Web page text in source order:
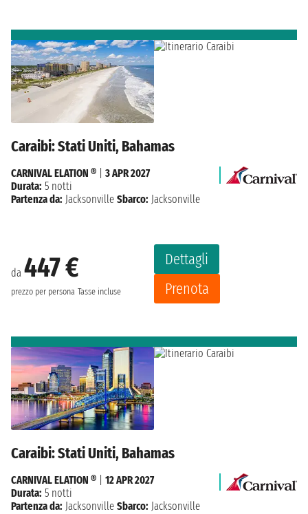
Caraibi: Stati Uniti, Bahamas
da 447 €
prezzo per persona Tasse incluse
Dettagli
Prenota
CARNIVAL ELATION ®
3 APR 2027
Durata: 5 notti
Partenza da: Jacksonville Sbarco: Jacksonville
Caraibi: Stati Uniti, Bahamas
CARNIVAL ELATION ®
12 APR 2027
Durata: 5 notti
Partenza da: Jacksonville Sbarco: Jacksonville